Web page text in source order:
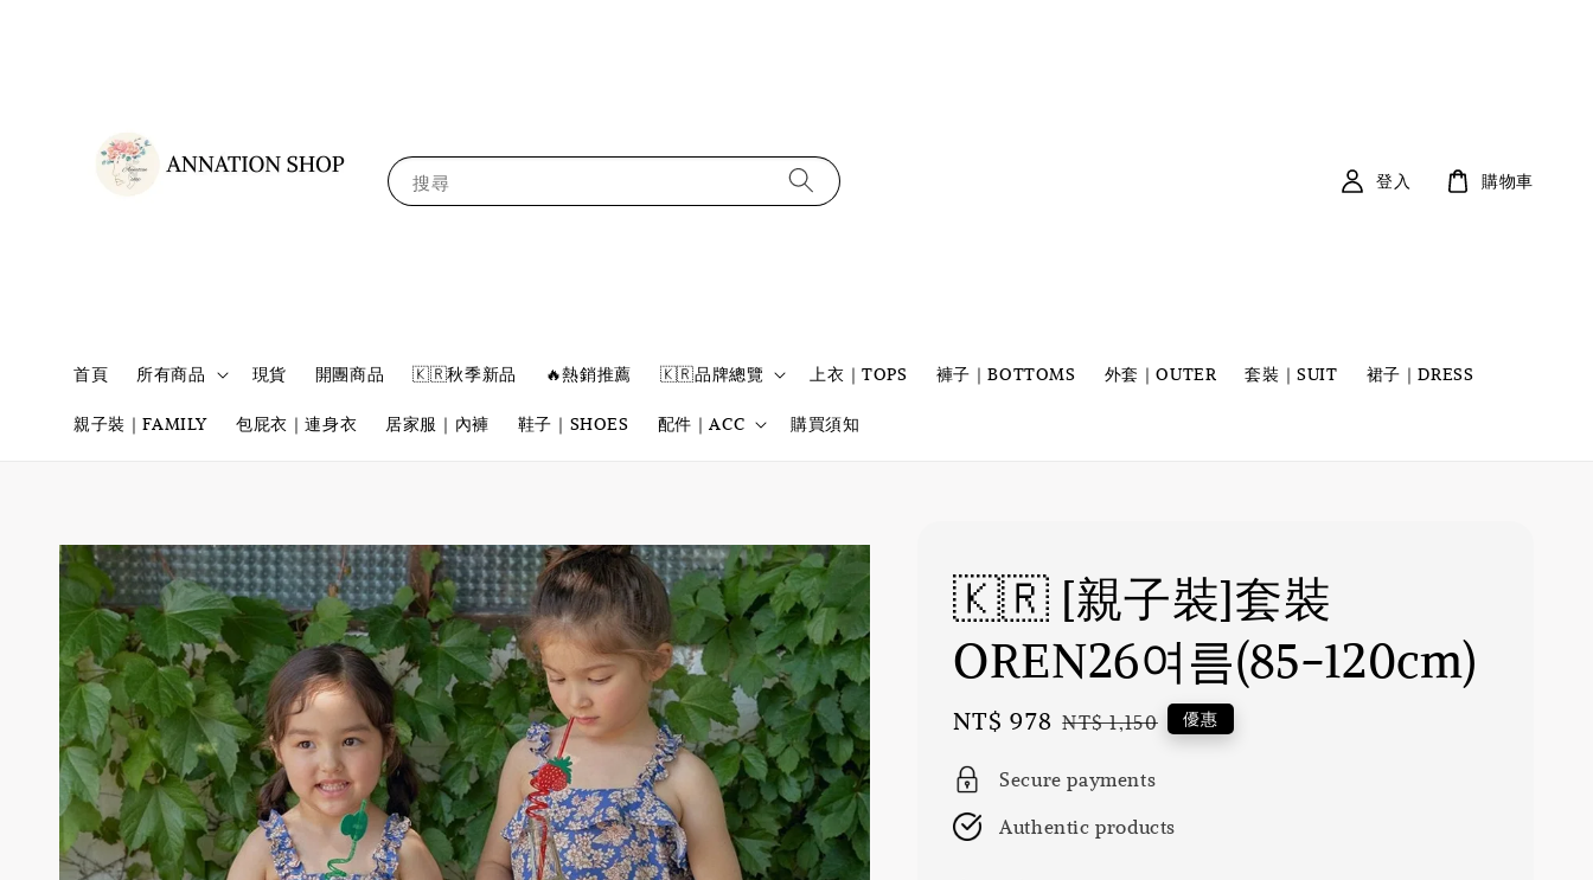
搜尋
首頁 所有商品 現貨 開團商品 🇰🇷秋季新品 🔥熱銷推薦 🇰🇷品牌總覽 上衣｜TOPS 褲子｜BOTTOMS 外套｜OUTER 套裝｜SUIT 裙子｜DRESS
親子裝｜FAMILY 包屁衣｜連身衣 居家服｜內褲 鞋子｜SHOES 配件｜ACC 購買須知
登入 購物車
🇰🇷 [親子裝]套裝
OREN26여름(85-120cm)
Sale
NT$ 978 Regular
NT$ 1,150 優惠
Secure payments
Authentic products